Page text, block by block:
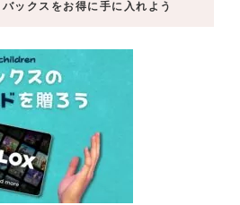
ックスをお得に手に入れよう